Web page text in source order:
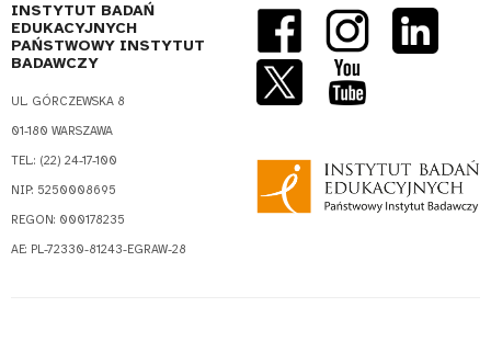
INSTYTUT BADAŃ
EDUKACYJNYCH
PAŃSTWOWY INSTYTUT
BADAWCZY
UL. GÓRCZEWSKA 8
01-180 WARSZAWA
TEL.: (22) 24-17-100
NIP: 5250008695
REGON: 000178235
AE: PL-72330-81243-EGRAW-28